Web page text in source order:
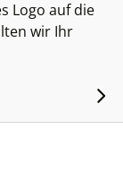
Logo auf die
wir Ihr